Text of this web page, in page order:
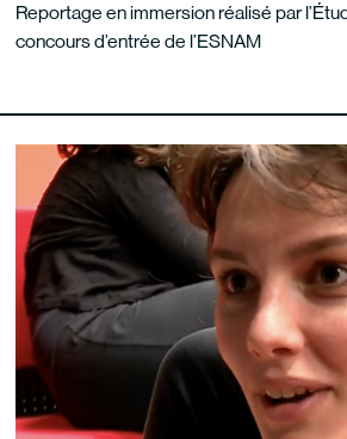
Reportage en immersion réalisé par
concours d’entrée de l’ESNAM